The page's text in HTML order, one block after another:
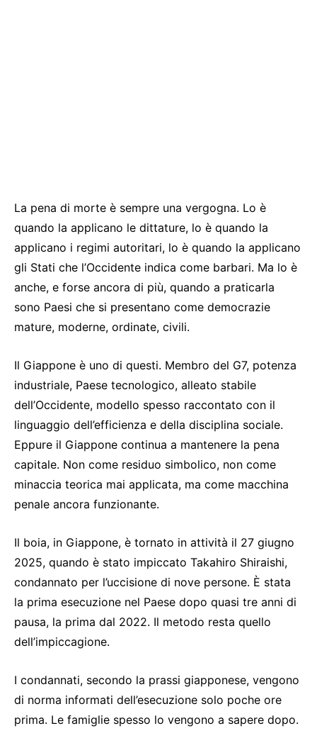
La pena di morte è sempre una vergogna. Lo è
quando la applicano le dittature, lo è quando la
applicano i regimi autoritari, lo è quando la applicano
gli Stati che l’Occidente indica come barbari. Ma lo è
anche, e forse ancora di più, quando a praticarla
sono Paesi che si presentano come democrazie
mature, moderne, ordinate, civili.
Il Giappone è uno di questi. Membro del G7, potenza
industriale, Paese tecnologico, alleato stabile
dell’Occidente, modello spesso raccontato con il
linguaggio dell’efficienza e della disciplina sociale.
Eppure il Giappone continua a mantenere la pena
capitale. Non come residuo simbolico, non come
minaccia teorica mai applicata, ma come macchina
penale ancora funzionante.
Il boia, in Giappone, è tornato in attività il 27 giugno
2025, quando è stato impiccato Takahiro Shiraishi,
condannato per l’uccisione di nove persone. È stata
la prima esecuzione nel Paese dopo quasi tre anni di
pausa, la prima dal 2022. Il metodo resta quello
dell’impiccagione.
I condannati, secondo la prassi giapponese, vengono
di norma informati dell’esecuzione solo poche ore
prima. Le famiglie spesso lo vengono a sapere dopo.